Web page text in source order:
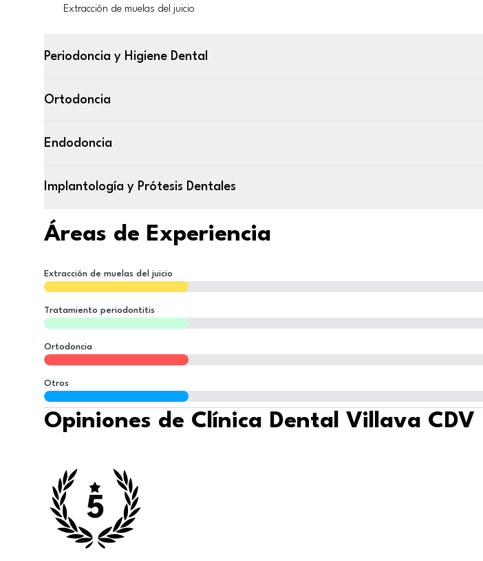
Extracción de muelas del juicio
Periodoncia y Higiene Dental
Ortodoncia
Endodoncia
Implantología y Prótesis Dentales
Áreas de Experiencia
Extracción de muelas del juicio
Tratamiento periodontitis
Ortodoncia
Otros
Opiniones de Clínica Dental Villava CDV
5